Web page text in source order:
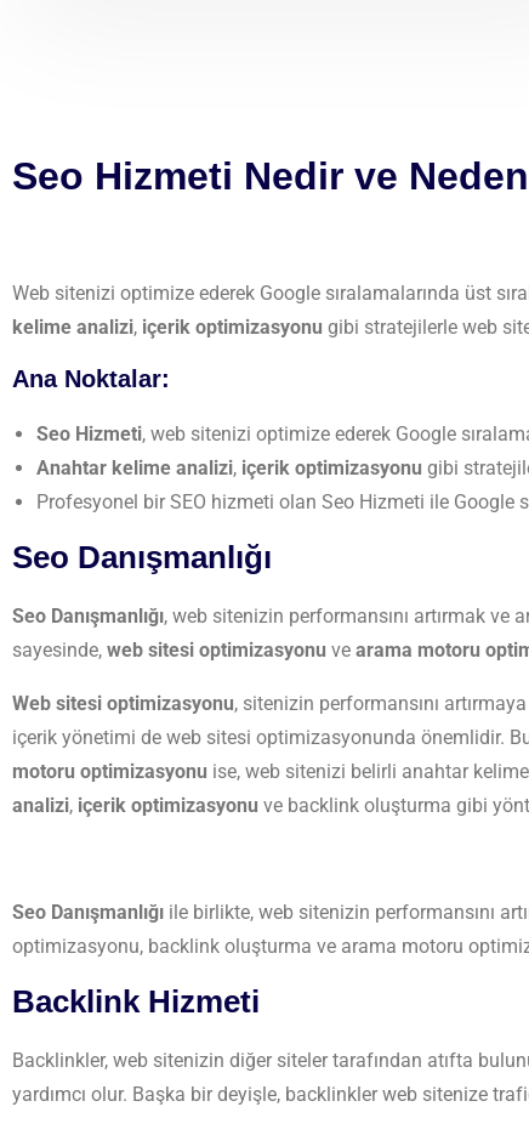
Seo Hizmeti Nedir ve
Web sitenizi optimize ederek Google sıralamalarında üst
kelime analizi, içerik optimizasyonu gibi stratejilerle web
Ana Noktalar:
Seo Hizmeti, web sitenizi optimize ederek Google
Anahtar kelime analizi, içerik optimizasyonu gibi
Profesyonel bir SEO hizmeti olan Seo Hizmeti ile Google
Seo Danışmanlığı
Seo Danışmanlığı, web sitenizin performansını artırmak ve
sayesinde, web sitesi optimizasyonu ve arama motoru
Web sitesi optimizasyonu, sitenizin performansını
içerik yönetimi de web sitesi optimizasyonunda önemlidir.
motoru optimizasyonu ise, web sitenizi belirli anahtar
analizi, içerik optimizasyonu ve backlink oluşturma gibi
Seo Danışmanlığı ile birlikte, web sitenizin performansını
optimizasyonu, backlink oluşturma ve arama motoru
Backlink Hizmeti
Backlinkler, web sitenizin diğer siteler tarafından atıfta
yardımcı olur. Başka bir deyişle, backlinkler web sitenize